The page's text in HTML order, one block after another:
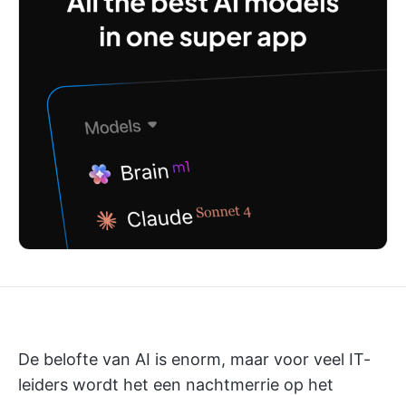
De belofte van AI is enorm, maar voor veel IT-
leiders wordt het een nachtmerrie op het